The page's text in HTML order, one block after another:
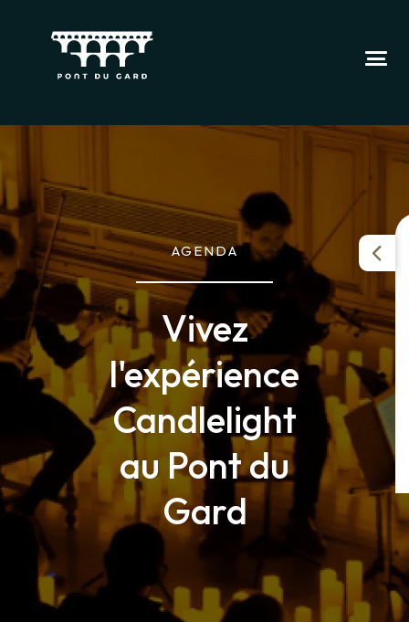
AGENDA
Vivez
l'expérience
Candlelight
au Pont du
Gard